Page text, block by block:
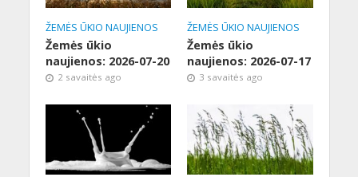
ŽEMĖS ŪKIO NAUJIENOS
Žemės ūkio
naujienos: 2026-07-20
2 savaitės ago
ŽEMĖS ŪKIO NAUJIENOS
Žemės ūkio
naujienos: 2026-07-17
3 savaitės ago